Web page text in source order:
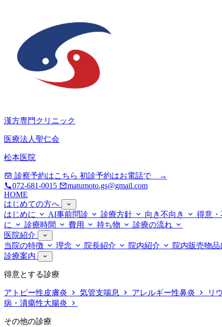
漢方専門クリニック
医療法人聖仁会
松本医院
診察予約はこちら 初診予約はお電話で →
072-681-0015
matumoto.gs@gmail.com
HOME
はじめての方へ
はじめに
AI事前問診 診療方針 向き不向き
得意
に
診療時間 費用 持ち物
診療の流れ
医院紹介
当院の特徴
理念 院長紹介 院内紹介
院内販売物
診療案内
得意とする診療
アトピー性皮膚炎 気管支喘息 アレルギー性鼻炎
リ
病・潰瘍性大腸炎
その他の診療